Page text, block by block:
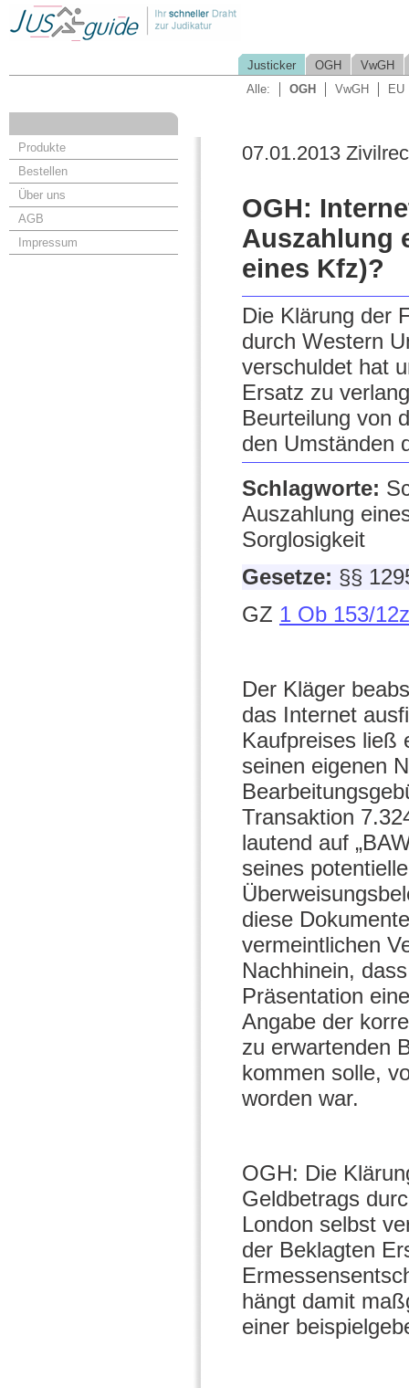
Justicker OGH
VwGH
Alle:
OGH VwGH EU
Produkte
Bestellen
Über uns
AGB
Impressum
07.01.2013
OGH:
Auszahlung
eines Kfz)?
Die Klärung der
durch Western
verschuldet hat
Ersatz zu
Beurteilung von
den Umständen
Schlagworte:
Auszahlung
Sorglosigkeit
Gesetze: §§
GZ 1 Ob 153/12z
Der Kläger
das Internet
Kaufpreises ließ
seinen eigenen
Transaktion
lautend auf
seines
diese
vermeintlichen
Nachhinein,
Präsentation
Angabe der
zu erwartenden
kommen solle,
worden war.
OGH: Die
Geldbetrags
London selbst
der Beklagten
hängt damit
einer